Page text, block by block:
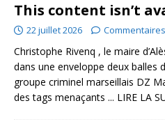
This content isn’t
22 juillet 2026
Christophe Rivenq , le maire
dans une enveloppe deux balles
groupe criminel marseillais DZ
des tags menaçants ... LIRE LA